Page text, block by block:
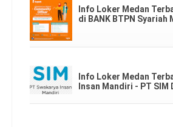
Info Loker Medan
di BANK BTPN Syariah
Info Loker Medan
Insan Mandiri - PT SIM